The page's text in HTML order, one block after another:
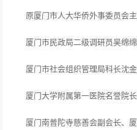
原厦门市人大华侨外事委员会
厦门市民政局二级调研员吴绵绵
厦门市社会组织管理局科长沈
厦门大学附属第一医院名誉院长
厦门南普陀寺慈善会副会长、厦